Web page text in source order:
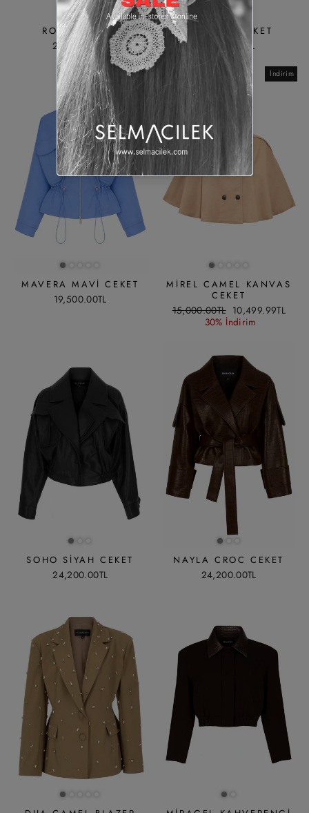
ROGUE CEKET
26,400.00TL
MIRAGEL CEKET
19,800.00TL
MAVERA MAVI CEKET
19,500.00TL
İndirim
MIREL CAMEL KANVAS
CEKET
Liste
15,000.00TL İndirimli
fiyat
10,499.99TL
30% İndirim
SOHO SIYAH CEKET
24,200.00TL
NAYLA CROC CEKET
24,200.00TL